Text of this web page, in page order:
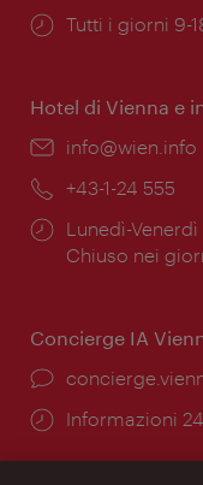
Orari
Tutti i giorni 9-
Hotel di Vienna e
Email:
info@wien.info
Telefono:
+43-1-24 555
Orari
di
Lunedì-Venerdì
Chiuso nei
Concierge IA
Ort:
Öffnungszeiten:
Informazioni